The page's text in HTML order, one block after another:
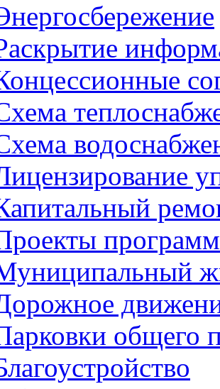
программ
общего